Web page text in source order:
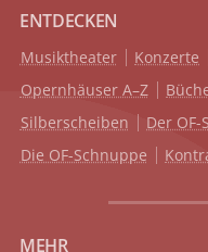
ENTDECKEN
Musiktheater Konzerte
Opernhäuser A–Z
Silberscheiben
Der OF-
Die OF-Schnuppe
MEHR